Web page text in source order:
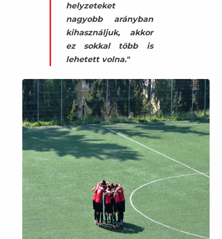
helyzeteket
nagyobb arányban
kihasználjuk, akkor
ez sokkal több is
lehetett volna."